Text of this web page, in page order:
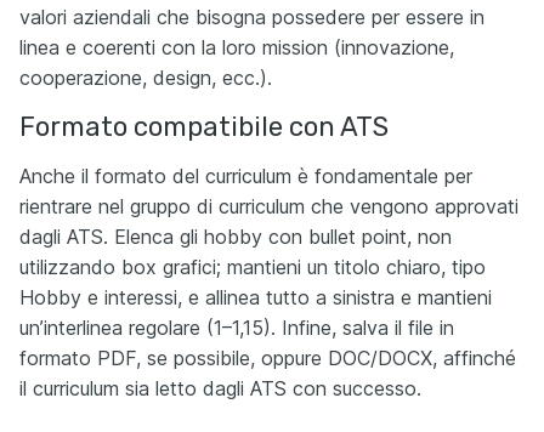
valori aziendali che bisogna possedere per essere in
linea e coerenti con la loro mission (innovazione,
cooperazione, design, ecc.).
Formato compatibile con ATS
Anche il formato del curriculum è fondamentale per
rientrare nel gruppo di curriculum che vengono approvati
dagli ATS. Elenca gli hobby con bullet point, non
utilizzando box grafici; mantieni un titolo chiaro, tipo
Hobby e interessi, e allinea tutto a sinistra e mantieni
un’interlinea regolare (1–1,15). Infine, salva il file in
formato PDF, se possibile, oppure DOC/DOCX, affinché
il curriculum sia letto dagli ATS con successo.